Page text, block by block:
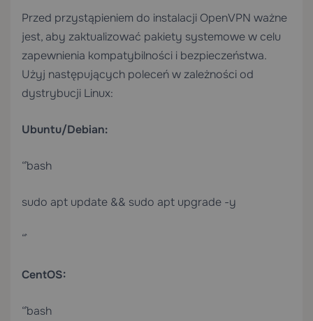
Przed przystąpieniem do instalacji OpenVPN ważne
jest, aby zaktualizować pakiety systemowe w celu
zapewnienia kompatybilności i bezpieczeństwa.
Użyj następujących poleceń w zależności od
dystrybucji Linux:
Ubuntu/Debian:
“`bash
sudo apt update && sudo apt upgrade -y
“`
CentOS:
“`bash